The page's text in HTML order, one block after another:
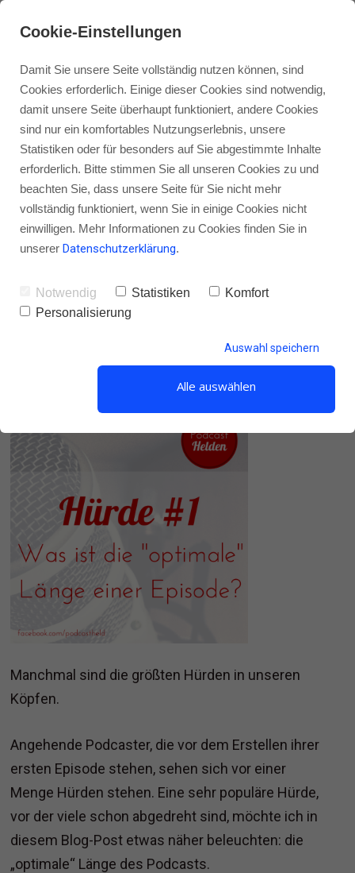
Was ist die optimale
Mindestlänge deines Podcasts?
Manchmal sind die größten Hürden in unseren
Köpfen.
Angehende Podcaster, die vor dem Erstellen ihrer
ersten Episode stehen, sehen sich vor einer
Menge Hürden stehen. Eine sehr populäre Hürde,
vor der viele schon abgedreht sind, möchte ich in
diesem Blog-Post etwas näher beleuchten: die
„optimale“ Länge des Podcasts.
Cookie-Einstellungen
Damit Sie unsere Seite vollständig nutzen können, sind
Cookies erforderlich. Einige dieser Cookies sind notwendig,
damit unsere Seite überhaupt funktioniert, andere Cookies
sind nur ein komfortables Nutzungserlebnis, unsere
Statistiken oder für besonders auf Sie abgestimmte Inhalte
erforderlich. Bitte stimmen Sie all unseren Cookies zu und
beachten Sie, dass unsere Seite für Sie nicht mehr
vollständig funktioniert, wenn Sie in einige Cookies nicht
einwilligen. Mehr Informationen zu Cookies finden Sie in
unserer Datenschutzerklärung.
Notwendig Statistiken
Komfort
Personalisierung
Auswahl speichern
Alle auswählen